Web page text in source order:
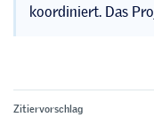
koordiniert. Das
Zitiervorschlag